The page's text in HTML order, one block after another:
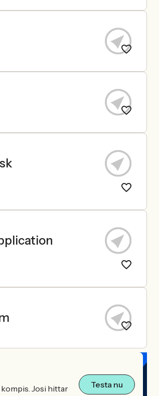
Josi hittar
Testa nu